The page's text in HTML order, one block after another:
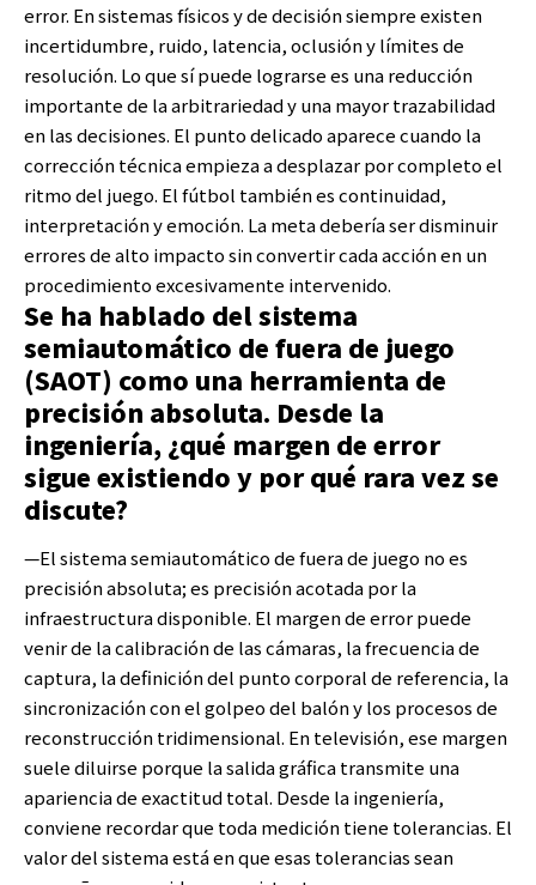
error. En sistemas físicos y de decisión siempre existen
incertidumbre, ruido, latencia, oclusión y límites de
resolución. Lo que sí puede lograrse es una reducción
importante de la arbitrariedad y una mayor trazabilidad
en las decisiones. El punto delicado aparece cuando la
corrección técnica empieza a desplazar por completo el
ritmo del juego. El fútbol también es continuidad,
interpretación y emoción. La meta debería ser disminuir
errores de alto impacto sin convertir cada acción en un
procedimiento excesivamente intervenido.
Se ha hablado del sistema
semiautomático de fuera de juego
(SAOT) como una herramienta de
precisión absoluta. Desde la
ingeniería, ¿qué margen de error
sigue existiendo y por qué rara vez se
discute?
—El sistema semiautomático de fuera de juego no es
precisión absoluta; es precisión acotada por la
infraestructura disponible. El margen de error puede
venir de la calibración de las cámaras, la frecuencia de
captura, la definición del punto corporal de referencia, la
sincronización con el golpeo del balón y los procesos de
reconstrucción tridimensional. En televisión, ese margen
suele diluirse porque la salida gráfica transmite una
apariencia de exactitud total. Desde la ingeniería,
conviene recordar que toda medición tiene tolerancias. El
valor del sistema está en que esas tolerancias sean